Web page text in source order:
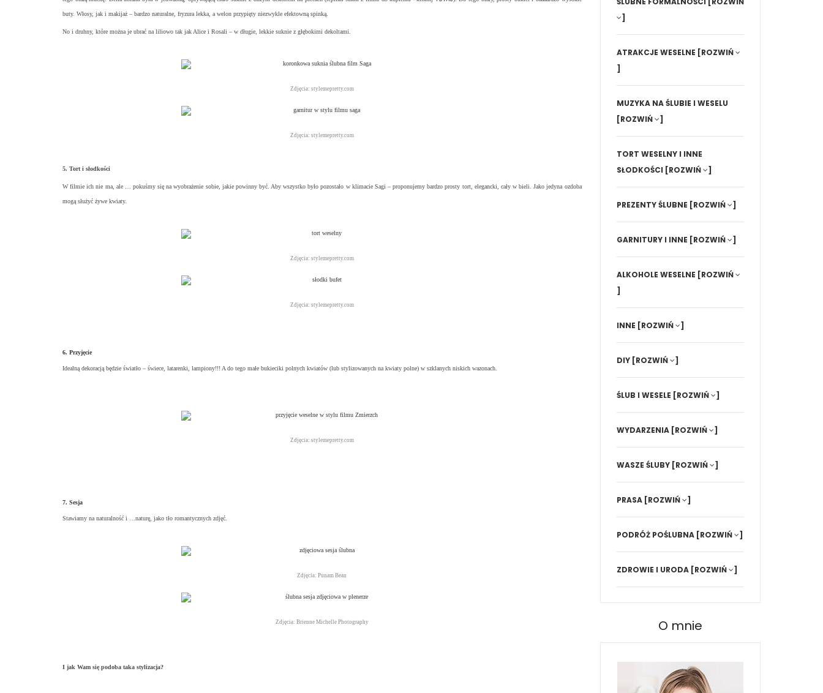
buty. Włosy, jak i makijaż – bardzo naturalne, fryzura lekka, a welon przypięty niezwykle efektowną spinką.
No i druhny, które można je ubrać na liliowo tak jak Alice i Rosali – w długie, lekkie suknie z głębokimi dekoltami.
Zdjęcia: stylemepretty.com
Zdjęcia: stylemepretty.com
5. Tort i słodkości
W filmie ich nie ma, ale … pokuśmy się na wyobrażenie sobie, jakie powinny być. Aby wszystko było pozostało w klimacie Sagi – proponujemy bardzo prosty tort, elegancki, cały w bieli. Jako jedyna ozdoba
mogą służyć żywe kwiaty.
Zdjęcia: stylemepretty.com
Zdjęcia: stylemepretty.com
6. Przyjęcie
Idealną dekoracją będzie światło – świece, latarenki, lampiony!!! A do tego małe bukieciki polnych kwiatów (lub stylizowanych na kwiaty polne) w szklanych niskich wazonach.
Zdjęcia: stylemepretty.com
7. Sesja
Stawiamy na naturalność i …naturę, jako tło romantycznych zdjęć.
Zdjęcia: Punam Bean
Zdjęcia: Brienne Michelle Photography
I jak Wam się podoba taka stylizacja?
]
ATRAKCJE WESELNE [ROZWIŃ
]
MUZYKA NA ŚLUBIE I WESELU
[ROZWIŃ
]
TORT WESELNY I INNE
SŁODKOŚCI [ROZWIŃ ]
PREZENTY ŚLUBNE [ROZWIŃ ]
GARNITURY I INNE [ROZWIŃ ]
ALKOHOLE WESELNE [ROZWIŃ
]
INNE [ROZWIŃ ]
DIY [ROZWIŃ ]
ŚLUB I WESELE [ROZWIŃ ]
WYDARZENIA [ROZWIŃ ]
WASZE ŚLUBY [ROZWIŃ ]
PRASA [ROZWIŃ ]
PODRÓŻ POŚLUBNA [ROZWIŃ ]
ZDROWIE I URODA [ROZWIŃ ]
O mnie